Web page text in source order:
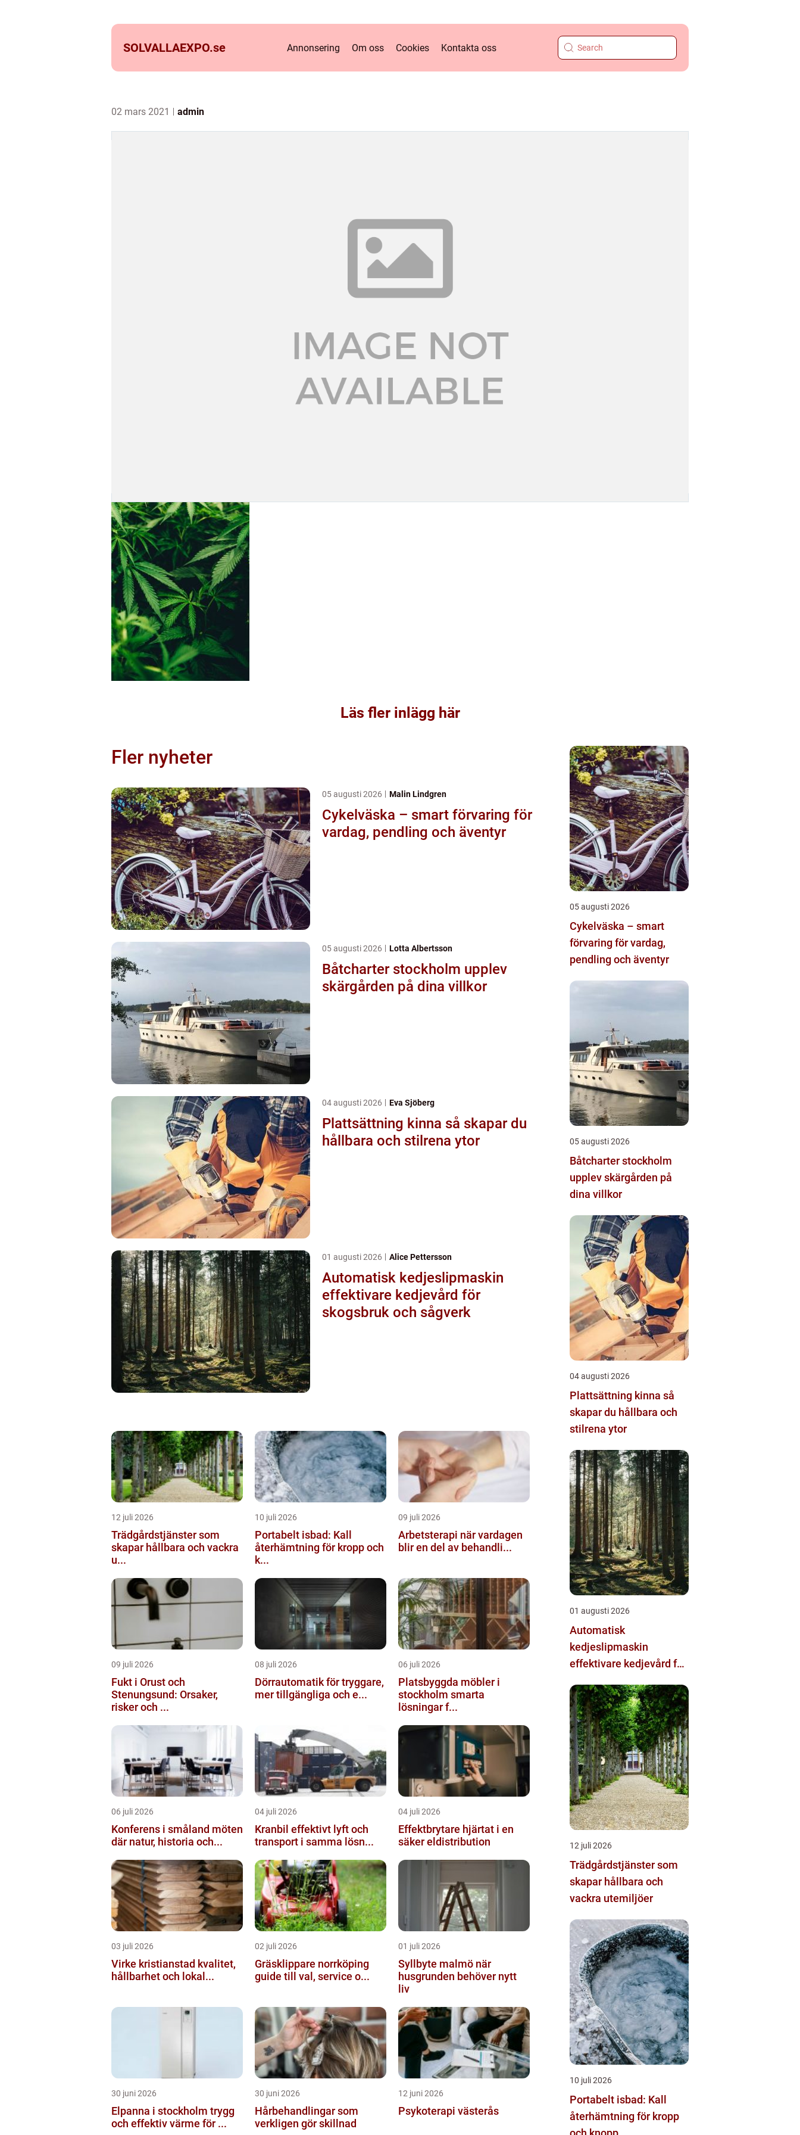
SOLVALLAEXPO.se Annonsering Om oss Cookies Kontakta oss
02 mars 2021 admin
Läs fler inlägg här
Fler nyheter
05 augusti 2026 Malin Lindgren
Cykelväska – smart förvaring för
vardag, pendling och äventyr
05 augusti 2026 Lotta Albertsson
Båtcharter stockholm upplev
skärgården på dina villkor
04 augusti 2026 Eva Sjöberg
Plattsättning kinna så skapar du
hållbara och stilrena ytor
01 augusti 2026 Alice Pettersson
Automatisk kedjeslipmaskin
effektivare kedjevård för
skogsbruk och sågverk
12 juli 2026
Trädgårdstjänster som
skapar hållbara och vackra
u...
10 juli 2026
Portabelt isbad: Kall
återhämtning för kropp och
k...
09 juli 2026
Arbetsterapi när vardagen
blir en del av behandli...
09 juli 2026
Fukt i Orust och
Stenungsund: Orsaker,
risker och ...
08 juli 2026
Dörrautomatik för tryggare,
mer tillgängliga och e...
06 juli 2026
Platsbyggda möbler i
stockholm smarta
lösningar f...
06 juli 2026
Konferens i småland möten
där natur, historia och...
04 juli 2026
Kranbil effektivt lyft och
transport i samma lösn...
04 juli 2026
Effektbrytare hjärtat i en
säker eldistribution
03 juli 2026
Virke kristianstad kvalitet,
hållbarhet och lokal...
02 juli 2026
Gräsklippare norrköping
guide till val, service o...
01 juli 2026
Syllbyte malmö när
husgrunden behöver nytt
liv
30 juni 2026
Elpanna i stockholm trygg
och effektiv värme för ...
30 juni 2026
Hårbehandlingar som
verkligen gör skillnad
12 juni 2026
Psykoterapi västerås
05 augusti 2026
Cykelväska – smart
förvaring för vardag,
pendling och äventyr
05 augusti 2026
Båtcharter stockholm
upplev skärgården på
dina villkor
04 augusti 2026
Plattsättning kinna så
skapar du hållbara och
stilrena ytor
01 augusti 2026
Automatisk
kedjeslipmaskin
effektivare kedjevård för
12 juli 2026
Trädgårdstjänster som
skapar hållbara och
vackra utemiljöer
10 juli 2026
Portabelt isbad: Kall
återhämtning för kropp